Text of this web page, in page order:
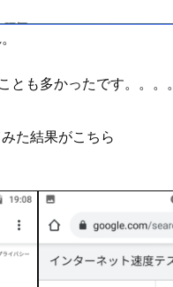
も多かったです。。。。
た結果がこちら